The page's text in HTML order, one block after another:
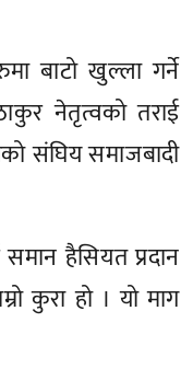
बाटो खुल्ला गर्ने
नेतृत्वको तराई
संघिय समाजबादी
हैसियत प्रदान
कुरा हो । यो माग